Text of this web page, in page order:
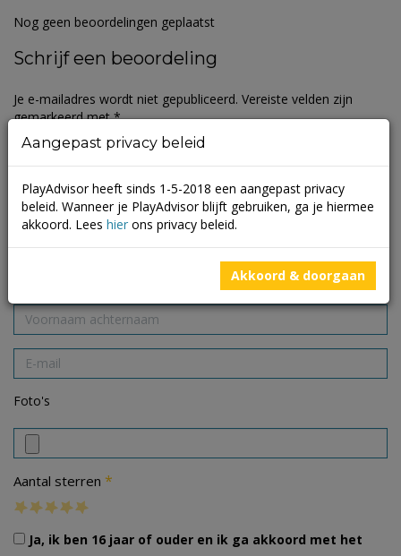
Nog geen beoordelingen geplaatst
Schrijf een beoordeling
Je e-mailadres wordt niet gepubliceerd. Vereiste velden zijn
gemarkeerd met*
Foto's
Aantal sterren *
Ja, ik ben 16 jaar of ouder en ik ga akkoord met het
Aangepast privacy beleid
PlayAdvisor heeft sinds 1-5-2018 een aangepast privacy
beleid. Wanneer je PlayAdvisor blijft gebruiken, ga je hiermee
akkoord. Lees hier ons privacy beleid.
Akkoord & doorgaan